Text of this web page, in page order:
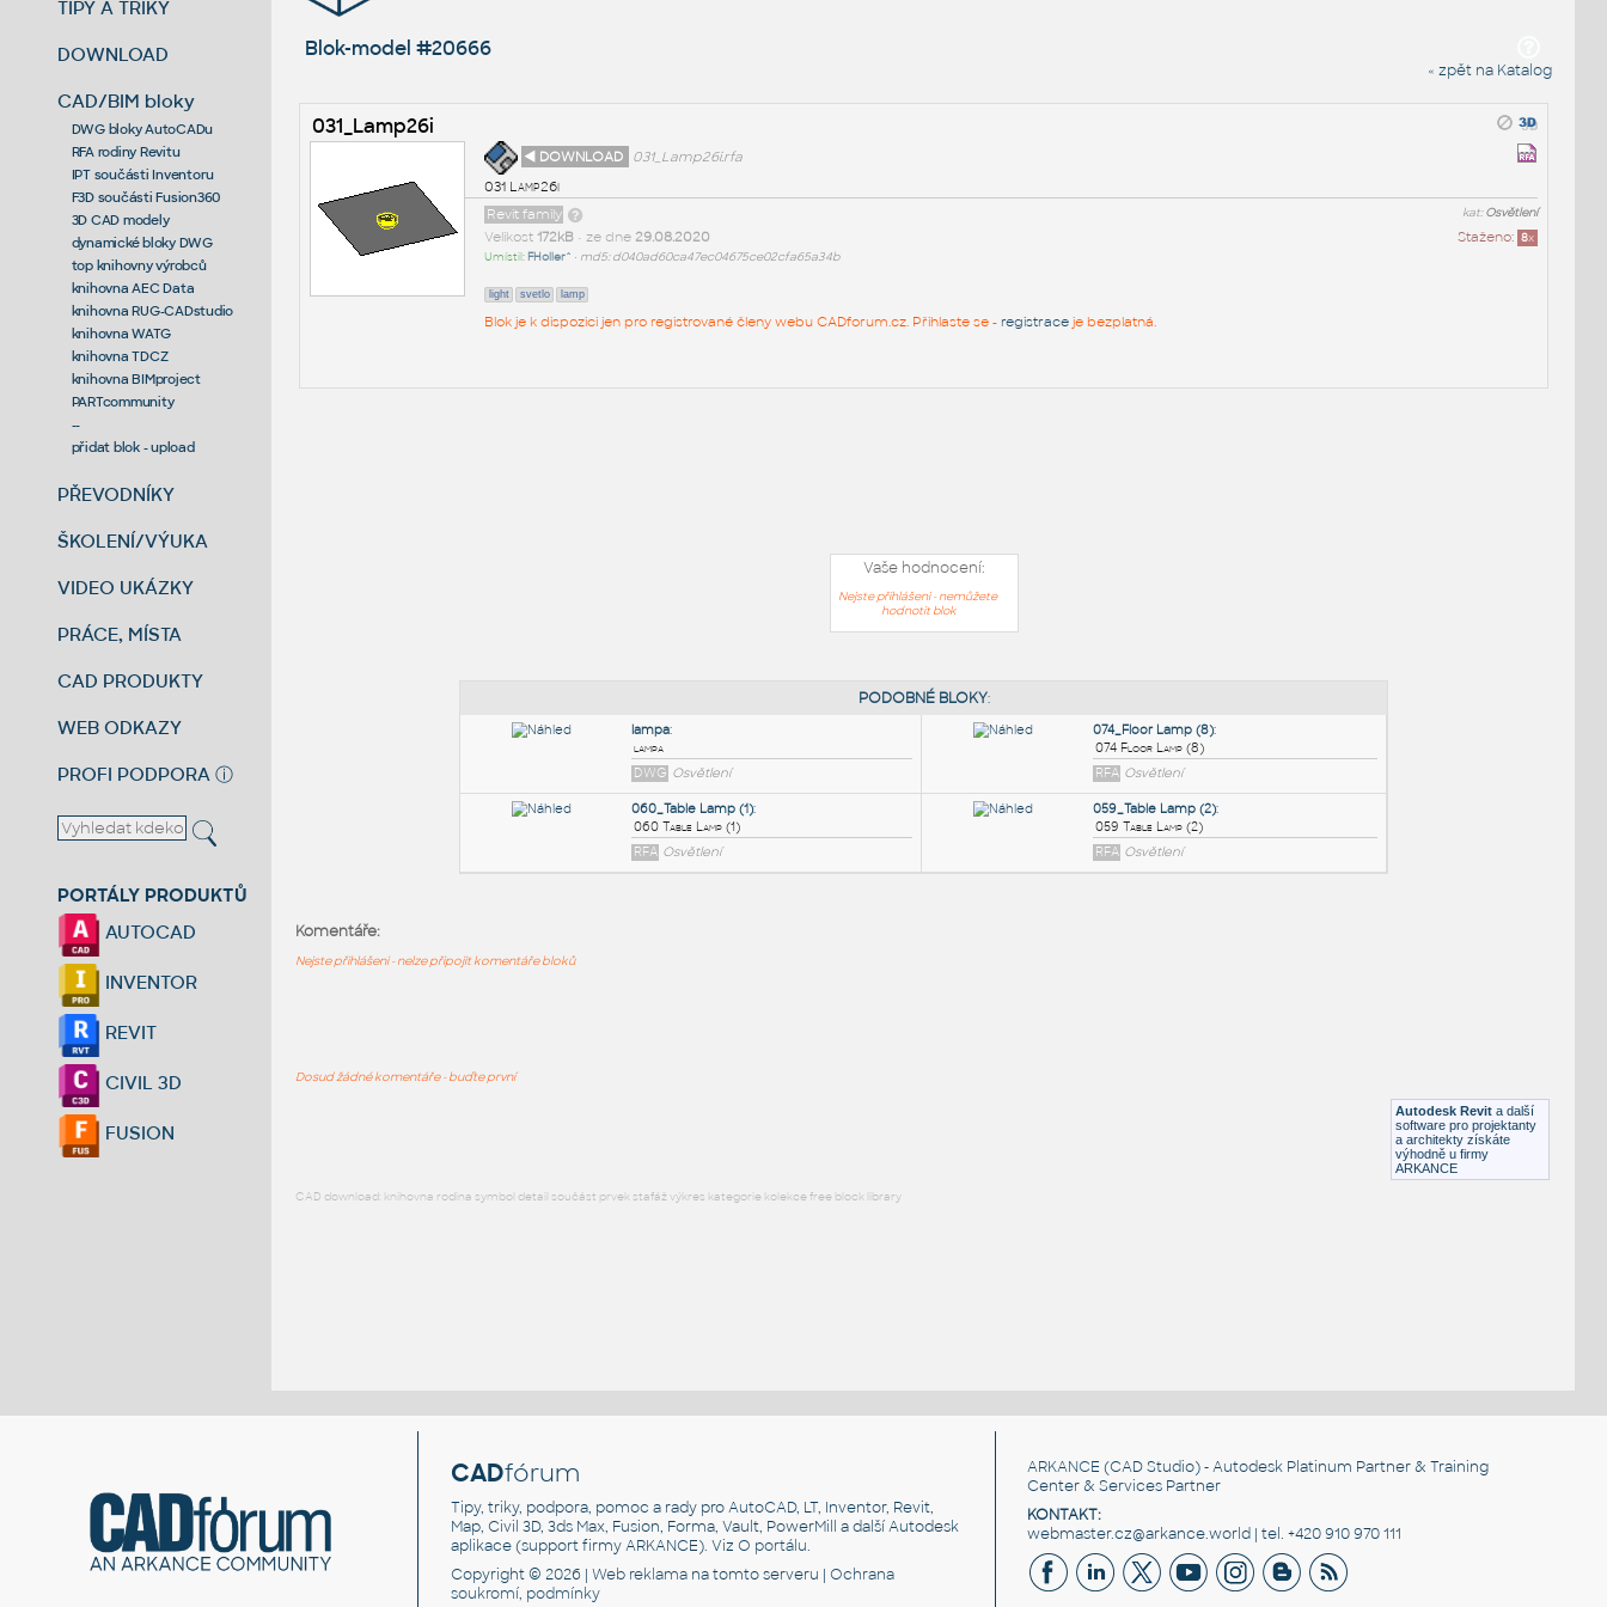
TIPY A TRIKY
DOWNLOAD
CAD/BIM bloky
DWG bloky AutoCADu
RFA rodiny Revitu
IPT součásti Inventoru
F3D součásti Fusion360
3D CAD modely
dynamické bloky DWG
top knihovny výrobců
knihovna AEC Data
knihovna RUG-CADstudio
knihovna WATG
knihovna TDCZ
knihovna BIMproject
PARTcommunity
--
přidat blok - upload
PŘEVODNÍKY
ŠKOLENÍ/VÝUKA
VIDEO UKÁZKY
PRÁCE, MÍSTA
CAD PRODUKTY
WEB ODKAZY
PROFI PODPORA ⓘ
PORTÁLY PRODUKTŮ
AUTOCAD
INVENTOR
REVIT
CIVIL 3D
FUSION
Blok-model #20666
« zpět na Katalog
031_Lamp26i
◄ DOWNLOAD
031_Lamp26i.rfa
031 Lamp26i
kat:Osvětlení
Revit family
Staženo: 8x
Velikost 172kB• ze dne 29.08.2020
Umístil: FHoller^ • md5: d040ad60ca47ec04675ce02cfa65a34b
light svetlo lamp
Blok je k dispozici jen pro registrované členy webu CADforum.cz. Přihlaste se - registraceje bezplatná.
Vaše hodnocení:
Nejste přihlášeni - nemůžete
hodnotit blok
Autodesk Revit a další
software pro projektanty
a architekty získáte
výhodně u firmy
ARKANCE
Komentáře:
Nejste přihlášeni - nelze připojit komentáře bloků
Dosud žádné komentáře - buďte první
CAD download: knihovna rodina symbol detail součást prvek stafáž výkres kategorie kolekce free block library
CADfórum
Tipy, triky, podpora, pomoc a rady pro AutoCAD, LT, Inventor, Revit,
Map, Civil 3D, 3ds Max, Fusion, Forma, Vault, PowerMill a další Autodesk
aplikace (support firmy ARKANCE). VizO portálu.
Copyright © 2026 |Web reklama na tomto serveru |Ochrana
soukromí, podmínky
ARKANCE (CAD Studio) - Autodesk Platinum Partner & Training
Center & Services Partner
KONTAKT:
webmaster.cz@arkance.world | tel. +420 910 970 111